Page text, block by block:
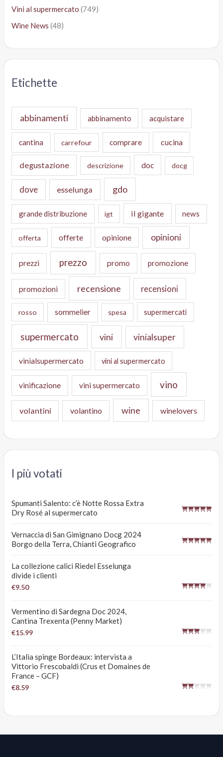
Vini al supermercato (749)
Wine News (48)
Etichette
abbinamenti abbinamento acquistare
cantina carrefour comprare cucina
degustazione descrizione doc docg
dove esselunga gdo
grande distribuzione igt il gigante news
offerta offerte opinione opinioni
prezzi prezzo promo promozione
promozioni recensione recensioni
rosso sommelier spesa supermercati
supermercato vini vinialsuper
vinialsupermercato vini al supermercato
vinificazione vini supermercato vino
volantini volantino wine winelovers
I più votati
Spumanti Salento: c’è Notte Rossa Extra
Dry Rosé al supermercato
Vernaccia di San Gimignano Docg 2024
Borgo della Terra, Chianti Geografico
La collezione calici Riedel Esselunga
divide i clienti
€9.50
Vermentino di Sardegna Doc 2024,
Cantina Trexenta (Penny Market)
€15.99
L’Italia spinge Bordeaux: intervista a
Vittorio Frescobaldi (Crus et Domaines de
France – GCF)
€8.59